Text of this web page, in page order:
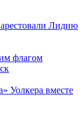
Лидию
флагом
Уолкера вместе